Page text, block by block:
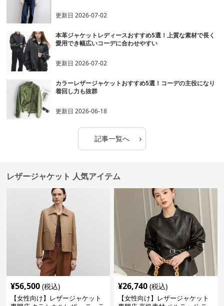
更新日2026-07-02
本革ジャケットレディースおすすめ5選！上質な素材で長く
愛用でき幅広いコーデに合わせやすい
更新日2026-07-02
カラーレザージャケットおすすめ5選！コーデの主役になり
着回し力も抜群
更新日2026-06-18
記事一覧へ ›
レザージャケット 人気アイテム
¥56,500 (税込)
【女性向け】レザージャケット
¥26,740 (税込)
【女性向け】レザージャケット